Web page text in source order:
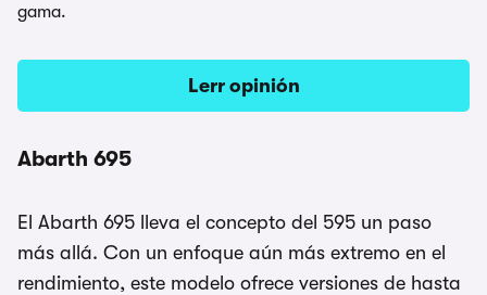
gama.
Lerr opinión
Abarth 695
El Abarth 695 lleva el concepto del 595 un paso
más allá. Con un enfoque aún más extremo en el
rendimiento, este modelo ofrece versiones de hasta